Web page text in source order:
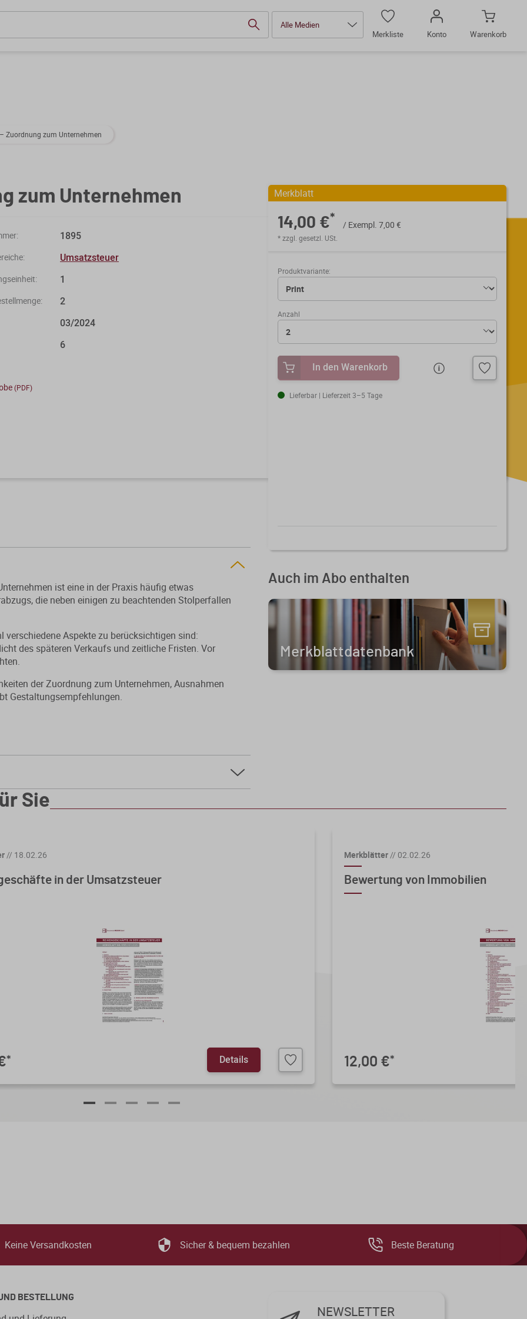
Alle Medien
Merkliste
Konto Warenkorb
Zuordnung zum Unternehmen
zum Unternehmen
1895
Umsatzsteuer
1
2
03/2024
6
(PDF)
Merkblatt
14,00 €*
/ Exempl. 7,00 €
* zzgl. gesetzl. USt.
Produktvariante:
Anzahl
In den Warenkorb
Lieferbar | Lieferzeit 3–5 Tage
Auch im Abo enthalten
Merkblattdatenbank
ist eine in der Praxis häufig etwas
die neben einigen zu beachtenden Stolperfallen
verschiedene Aspekte zu berücksichtigen sind:
des späteren Verkaufs und zeitliche Fristen. Vor
der Zuordnung zum Unternehmen, Ausnahmen
Gestaltungsempfehlungen.
Sie
// 18.02.26
in der Umsatzsteuer
* Details
Merkblätter// 02.02.26
Bewertung von Immobilien
12,00 €*
Keine Versandkosten Sicher & bequem bezahlen Beste Beratung
BESTELLUNG
NEWSLETTER